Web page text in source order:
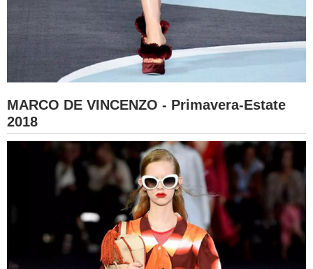
MARCO DE VINCENZO - Primavera-Estate
2018